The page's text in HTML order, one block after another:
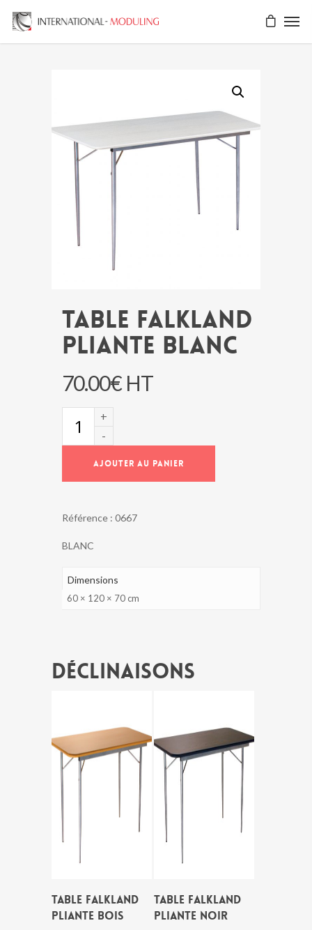
TABLE FALKLAND
PLIANTE BLANC
70.00€ HT
PLIANTE
BLANC
AJOUTER AU PANIER
Référence : 0667
BLANC
Dimensions
60 × 120 × 70 cm
Déclinaisons
TABLE FALKLAND
PLIANTE BOIS
TABLE FALKLAND
PLIANTE NOIR